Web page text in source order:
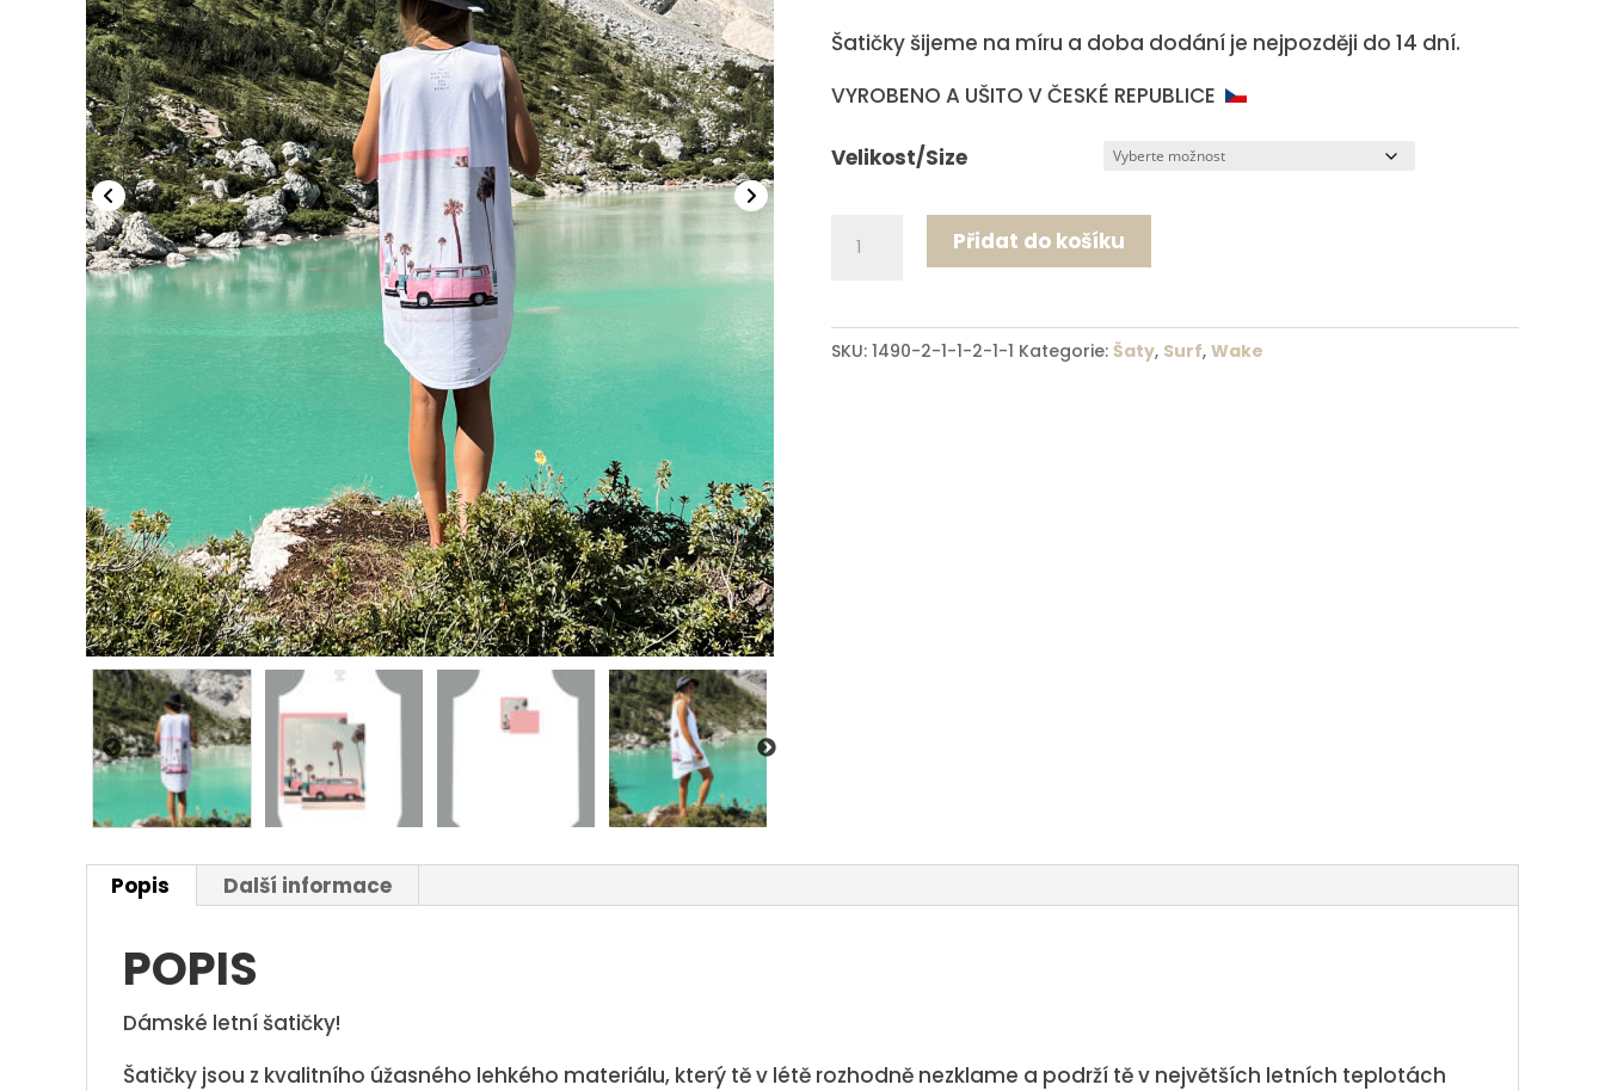
Šatičky šijeme na míru a doba dodání je nejpozději do 14 dní.
VYROBENO A UŠITO V ČESKÉ REPUBLICE
Velikost/Size
dress
-
WAITING
Přidat do košíku
SKU: 1490-2-1-1-2-1-1 Kategorie: Šaty, Surf, Wake
Popis Další informace
POPIS
Dámské letní šatičky!
Šatičky jsou z kvalitního úžasného lehkého materiálu, který tě v létě rozhodně nezklame a podrží tě v největších letních teplotách